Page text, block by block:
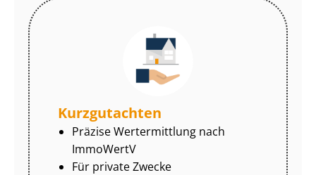
Kurzgutachten
Präzise Wertermittlung nach
ImmoWertV
Für private Zwecke